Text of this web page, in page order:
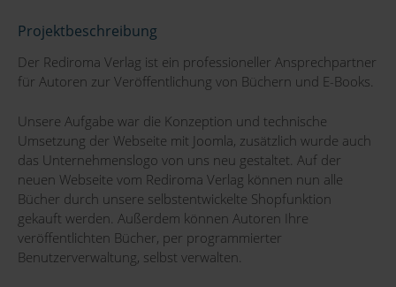
Projektbeschreibung
Der Rediroma Verlag ist ein professioneller Ansprechpartner
für Autoren zur Veröffentlichung von Büchern und E-Books.
Unsere Aufgabe war die Konzeption und technische
Umsetzung der Webseite mit Joomla, zusätzlich wurde auch
das Unternehmenslogo von uns neu gestaltet. Auf der
neuen Webseite vom Rediroma Verlag können nun alle
Bücher durch unsere selbstentwickelte Shopfunktion
gekauft werden. Außerdem können Autoren Ihre
veröffentlichten Bücher, per programmierter
Benutzerverwaltung, selbst verwalten.